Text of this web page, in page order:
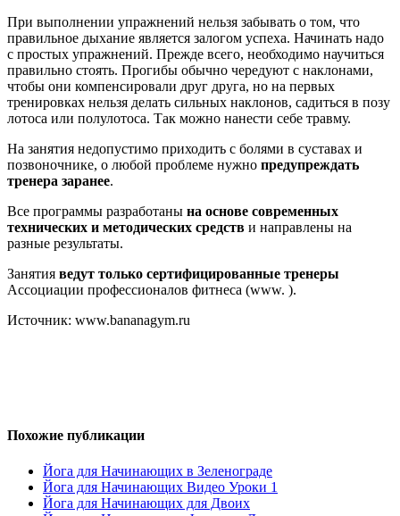
При выполнении упражнений нельзя забывать о том, что
правильное дыхание является залогом успеха. Начинать надо
с простых упражнений. Прежде всего, необходимо научиться
правильно стоять. Прогибы обычно чередуют с наклонами,
чтобы они компенсировали друг друга, но на первых
тренировках нельзя делать сильных наклонов, садиться в позу
лотоса или полулотоса. Так можно нанести себе травму.
На занятия недопустимо приходить с болями в суставах и
позвоночнике, о любой проблеме нужно предупреждать
тренера заранее.
Все программы разработаны на основе современных
технических и методических средств и направлены на
разные результаты.
Занятия ведут только сертифицированные тренеры
Ассоциации профессионалов фитнеса (www. ).
Источник: www.bananagym.ru
Похожие публикации
Йога для Начинающих в Зеленограде
Йога для Начинающих Видео Уроки 1
Йога для Начинающих для Двоих